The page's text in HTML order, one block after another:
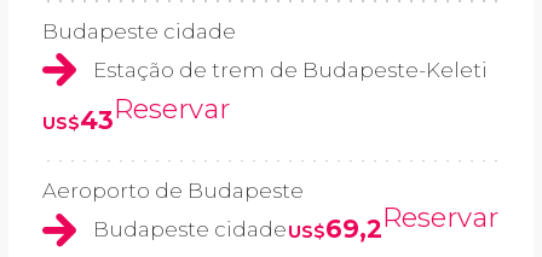
Budapeste cidade
Estação de trem de Budapeste-Keleti
US$43Reservar
Aeroporto de Budapeste
Budapeste cidadeUS$69,2Reservar